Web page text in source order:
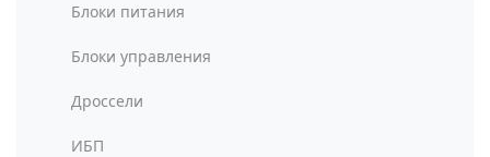
Блоки питания
Блоки управления
Дроссели
ИБП